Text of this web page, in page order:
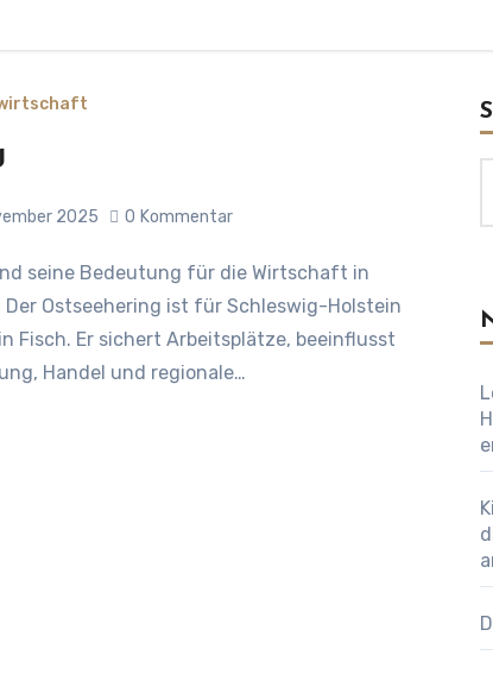
2025 0 Kommentar
Ostseehering ist für Schleswig-Holstein
Fisch. Er sichert Arbeitsplätze, beeinflusst
Handel und regionale…